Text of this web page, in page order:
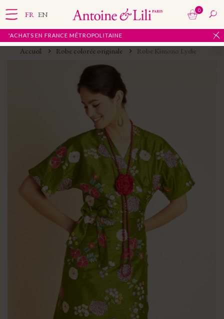
EN FRANCE MÉTROPOLITAINE
FR EN 0
Accueil Robe colorée originale Robe Kimono Lydie